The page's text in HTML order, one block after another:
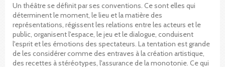
Un théâtre se définit par ses conventions. Ce sont elles qui
déterminent le moment, le lieu et la matière des
représentations, régissent les relations entre les acteurs et le
public, organisent l'espace, le jeu et le dialogue, conduisent
l'esprit et les émotions des spectateurs. La tentation est grande
de les considérer comme des entraves à la création artistique,
des recettes à stéréotypes, l'assurance de la monotonie. Ce qui